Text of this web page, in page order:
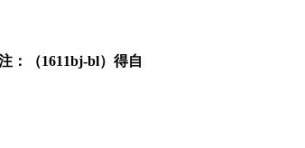
：（1611bj-bl）得自